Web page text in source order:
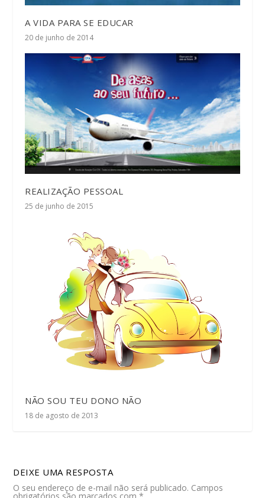
A VIDA PARA SE EDUCAR
20 de junho de 2014
REALIZAÇÃO PESSOAL
25 de junho de 2015
NÃO SOU TEU DONO NÃO
18 de agosto de 2013
DEIXE UMA RESPOSTA
O seu endereço de e-mail não será publicado. Campos
obrigatórios são marcados com*